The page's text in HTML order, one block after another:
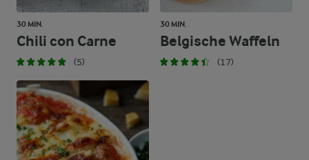
30 MIN.
Chili con Carne
(5)
30 MIN.
Belgische Waffeln
(17)